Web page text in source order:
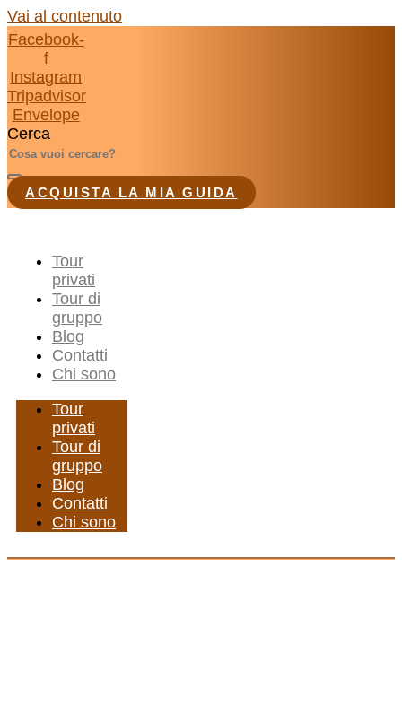
Vai al contenuto
Facebook-
f
Instagram
Tripadvisor
Envelope
Cerca
ACQUISTA LA MIA GUIDA
Tour
privati
Tour di
gruppo
Blog
Contatti
Chi sono
Tour
privati
Tour di
gruppo
Blog
Contatti
Chi sono